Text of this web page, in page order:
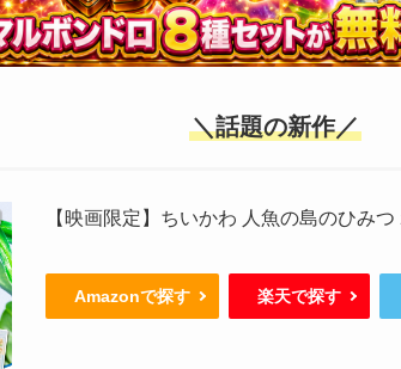
＼話題の新作／
【映画限定】ちいかわ 人魚の島のひみ
Amazonで探す 楽天で探す